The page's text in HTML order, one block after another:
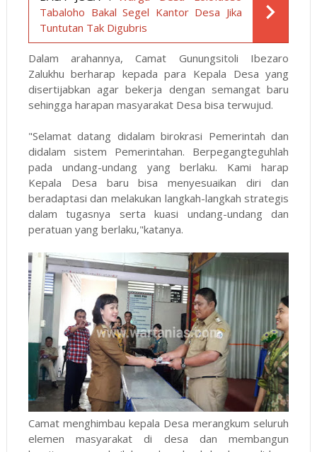
Tabaloho Bakal Segel Kantor Desa Jika
Tuntutan Tak Digubris
Dalam arahannya, Camat Gunungsitoli Ibezaro
Zalukhu berharap kepada para Kepala Desa yang
disertijabkan agar bekerja dengan semangat baru
sehingga harapan masyarakat Desa bisa terwujud.
"Selamat datang didalam birokrasi Pemerintah dan
didalam sistem Pemerintahan. Berpegangteguhlah
pada undang-undang yang berlaku. Kami harap
Kepala Desa baru bisa menyesuaikan diri dan
beradaptasi dan melakukan langkah-langkah strategis
dalam tugasnya serta kuasi undang-undang dan
peratuan yang berlaku,"katanya.
Camat menghimbau kepala Desa merangkum seluruh
elemen masyarakat di desa dan membangun